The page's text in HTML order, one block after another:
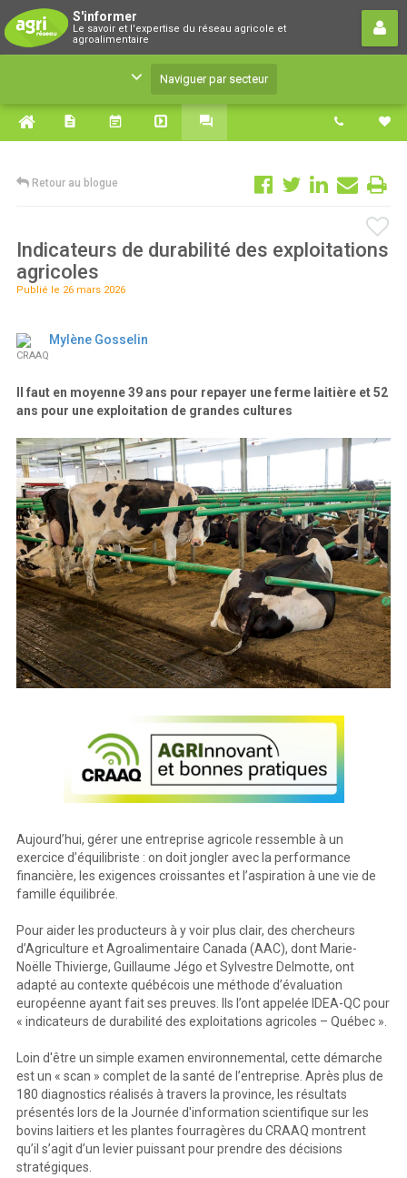
S'informer
Le savoir et l'expertise du réseau agricole et
agroalimentaire
Le savoir et l'expertise du réseau agricole et
agroalimentaire
Naviguer par secteur
Retour au blogue
Indicateurs de durabilité des exploitations
agricoles
Publié le 26 mars 2026
Mylène Gosselin
CRAAQ
Il faut en moyenne 39 ans pour repayer une ferme laitière et 52
ans pour une exploitation de grandes cultures
Aujourd’hui, gérer une entreprise agricole ressemble à un
exercice d’équilibriste : on doit jongler avec la performance
financière, les exigences croissantes et l’aspiration à une vie de
famille équilibrée.
Pour aider les producteurs à y voir plus clair, des chercheurs
d’Agriculture et Agroalimentaire Canada (AAC), dont Marie-
Noëlle Thivierge, Guillaume Jégo et Sylvestre Delmotte, ont
adapté au contexte québécois une méthode d’évaluation
européenne ayant fait ses preuves. Ils l’ont appelée IDEA-QC pour
« indicateurs de durabilité des exploitations agricoles – Québec ».
Loin d'être un simple examen environnemental, cette démarche
est un « scan » complet de la santé de l’entreprise. Après plus de
180 diagnostics réalisés à travers la province, les résultats
présentés lors de la Journée d'information scientifique sur les
bovins laitiers et les plantes fourragères du CRAAQ montrent
qu’il s’agit d’un levier puissant pour prendre des décisions
stratégiques.